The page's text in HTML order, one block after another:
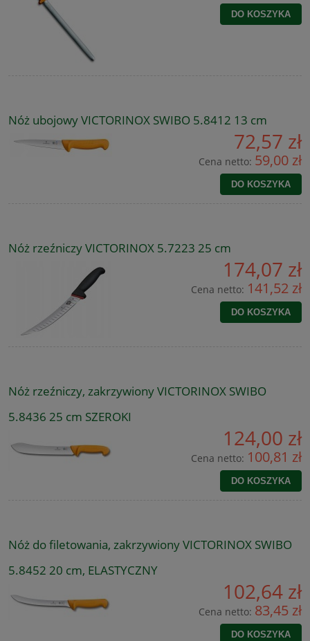
DO KOSZYKA
Nóż ubojowy VICTORINOX SWIBO 5.8412 13 cm
72,57 zł
Cena netto: 59,00 zł
DO KOSZYKA
Nóż rzeźniczy VICTORINOX 5.7223 25 cm
174,07 zł
Cena netto: 141,52 zł
DO KOSZYKA
Nóż rzeźniczy, zakrzywiony VICTORINOX SWIBO
5.8436 25 cm SZEROKI
124,00 zł
Cena netto: 100,81 zł
DO KOSZYKA
Nóż do filetowania, zakrzywiony VICTORINOX SWIBO
5.8452 20 cm, ELASTYCZNY
102,64 zł
Cena netto: 83,45 zł
DO KOSZYKA